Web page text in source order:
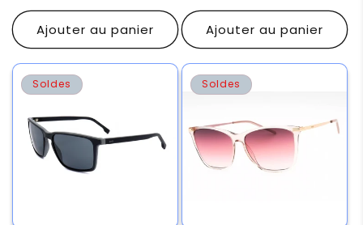
Ajouter au panier Ajouter au panier
Soldes Soldes